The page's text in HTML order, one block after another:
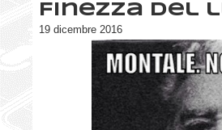
Finezza del
19 dicembre 2016